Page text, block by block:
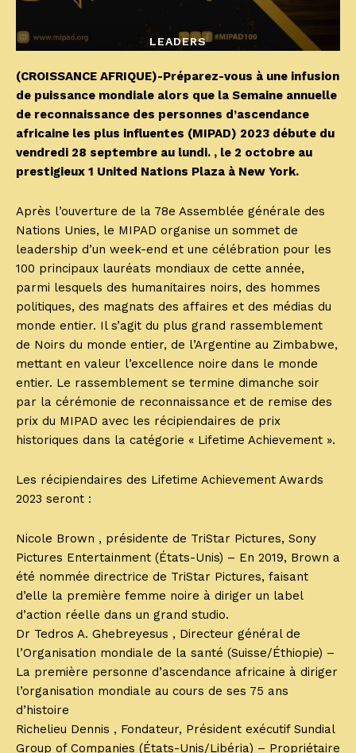
LEADERS
(CROISSANCE AFRIQUE)-Préparez-vous à une infusion
de puissance mondiale alors que la Semaine annuelle
de reconnaissance des personnes d’ascendance
africaine les plus influentes (MIPAD) 2023 débute du
vendredi 28 septembre au lundi. , le 2 octobre au
prestigieux 1 United Nations Plaza à New York.
Après l’ouverture de la 78e Assemblée générale des
Nations Unies, le MIPAD organise un sommet de
leadership d’un week-end et une célébration pour les
100 principaux lauréats mondiaux de cette année,
parmi lesquels des humanitaires noirs, des hommes
politiques, des magnats des affaires et des médias du
monde entier. Il s’agit du plus grand rassemblement
de Noirs du monde entier, de l’Argentine au Zimbabwe,
mettant en valeur l’excellence noire dans le monde
entier. Le rassemblement se termine dimanche soir
par la cérémonie de reconnaissance et de remise des
prix du MIPAD avec les récipiendaires de prix
historiques dans la catégorie « Lifetime Achievement ».
Les récipiendaires des Lifetime Achievement Awards
2023 seront :
Nicole Brown , présidente de TriStar Pictures, Sony
Pictures Entertainment (États-Unis) – En 2019, Brown a
été nommée directrice de TriStar Pictures, faisant
d’elle la première femme noire à diriger un label
d’action réelle dans un grand studio.
Dr Tedros A. Ghebreyesus , Directeur général de
l’Organisation mondiale de la santé (Suisse/Éthiopie) –
La première personne d’ascendance africaine à diriger
l’organisation mondiale au cours de ses 75 ans
d’histoire
Richelieu Dennis , Fondateur, Président exécutif Sundial
Group of Companies (États-Unis/Libéria) – Propriétaire